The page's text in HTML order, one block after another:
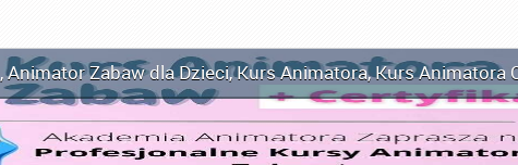
,Animator Zabaw dla Dzieci,Kurs Animatora,Kurs Animatora